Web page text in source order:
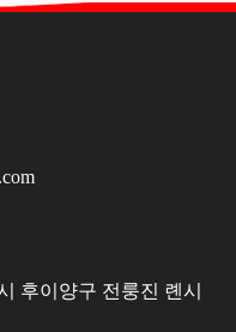
후이양구 전룽진 롄시